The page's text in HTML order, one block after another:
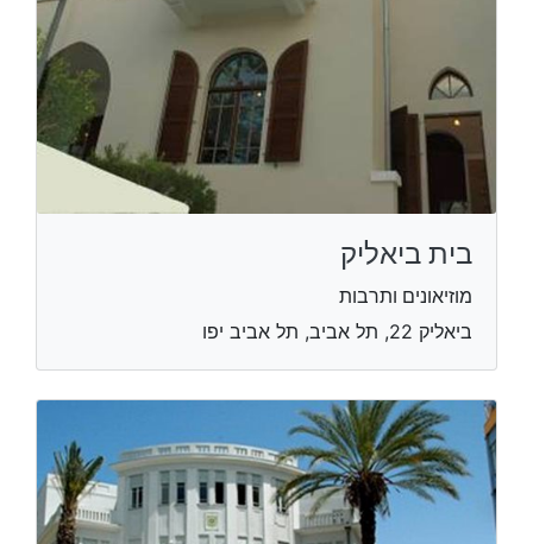
בית ביאליק
מוזיאונים ותרבות
ביאליק 22, תל אביב, תל אביב יפו